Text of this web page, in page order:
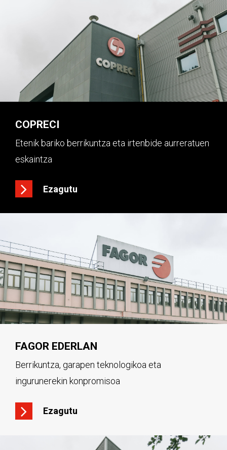
COPRECI
Etenik bariko berrikuntza eta irtenbide aurreratuen
eskaintza
Ezagutu
FAGOR EDERLAN
Berrikuntza, garapen teknologikoa eta
ingurunerekin konpromisoa
Ezagutu